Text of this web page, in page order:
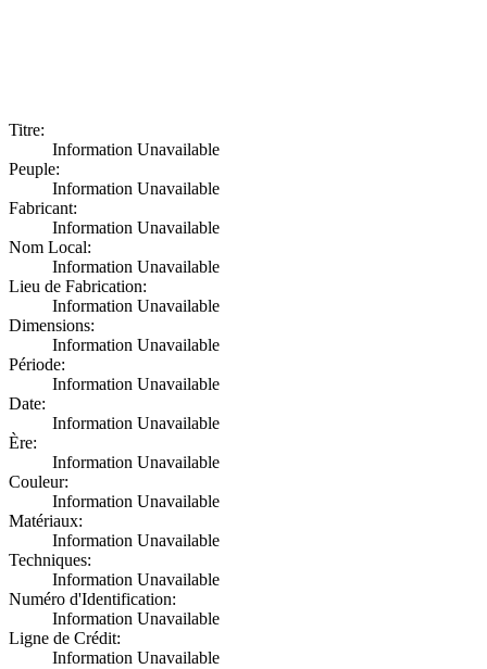
Titre:
Information Unavailable
Peuple:
Information Unavailable
Fabricant:
Information Unavailable
Nom Local:
Information Unavailable
Lieu de Fabrication:
Information Unavailable
Dimensions:
Information Unavailable
Période:
Information Unavailable
Date:
Information Unavailable
Ère:
Information Unavailable
Couleur:
Information Unavailable
Matériaux:
Information Unavailable
Techniques:
Information Unavailable
Numéro d'Identification:
Information Unavailable
Ligne de Crédit:
Information Unavailable